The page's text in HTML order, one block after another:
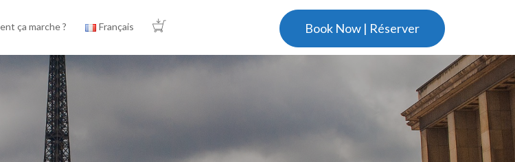
Book Now | Réserver
ça marche ? Français